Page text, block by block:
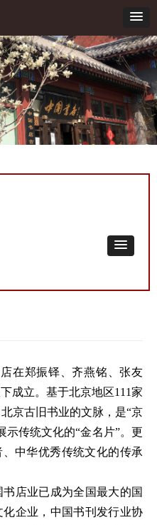
在郑振铎、齐燕铭、张友
成立。基于北京地区111家
京古旧书业的文脉，是“京
示传统文化的“金名片”。更
中华优秀传统文化的传承
店业已成为全国最大的国
企业，中国书刊发行业协